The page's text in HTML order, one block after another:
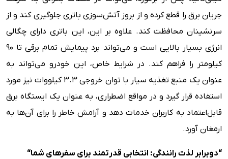
جریان برق را قطع کرده و از بروز آتش‌سوزی باتری جلوگیری کند و از
سرنشینان محافظت کند. علاوه بر این، این باتری دارای چگالی
انرژی بسیار بالایی است و می‌تواند برد پیمایش تمام برقی تا 90
کیلومتر را فراهم کند. در شرایط خاص، این خودرو می‌تواند به
عنوان یک منبع تغذیه سیار با توان خروجی 3.3 کیلووات نیز مورد
استفاده قرار گیرد و در مواقع اضطراری، به عنوان یک ایستگاه برق
قابل‌اعتماد به کاربران خدمات دهد و آرامش خاطر را برای آن‌ها به
ارمغان آورد.
“دوبرابر لذت رانندگی: انتخابی قدرتمند برای سفرهای شما“